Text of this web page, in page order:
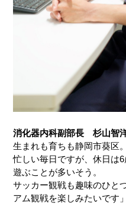
消化器内科副部長 杉山智
生まれも育ちも静岡市葵区。
忙しい毎日ですが、休日は
遊ぶことが多いそう。
サッカー観戦も趣味のひと
アム観戦を楽しみたいです